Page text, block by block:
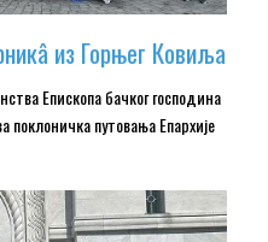
из Горњег Ковиља
Епископа бачког господина
поклоничка путовања Епархије